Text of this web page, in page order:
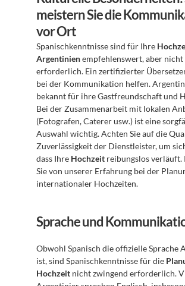
meistern Sie die
vor Ort
Spanischkenntnisse sind für Ihre
Argentinien empfehlenswert, aber nicht
erforderlich. Ein zertifizierter
bei der Kommunikation helfen.
bekannt für ihre Gastfreundschaft und
Bei der Zusammenarbeit mit lokalen
(Fotografen, Caterer usw.) ist eine
Auswahl wichtig. Achten Sie auf die
Zuverlässigkeit der Dienstleister, um
dass Ihre Hochzeit reibungslos
Sie von unserer Erfahrung bei der
internationaler Hochzeiten.
Sprache und
Obwohl Spanisch die offizielle Sprache
ist, sind Spanischkenntnisse für die
Hochzeit nicht zwingend erforderlich.